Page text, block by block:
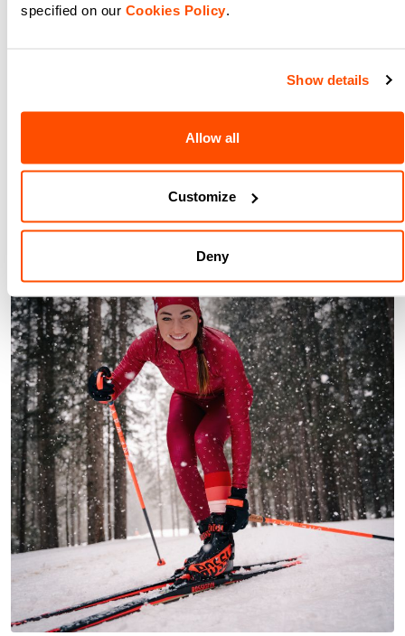
specified on our Cookies Policy.
Show details
Allow all
Customize
Deny